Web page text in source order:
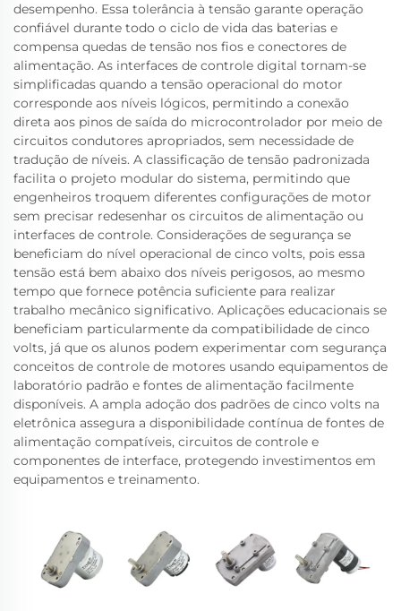
desempenho. Essa tolerância à tensão garante operação
confiável durante todo o ciclo de vida das baterias e
compensa quedas de tensão nos fios e conectores de
alimentação. As interfaces de controle digital tornam-se
simplificadas quando a tensão operacional do motor
corresponde aos níveis lógicos, permitindo a conexão
direta aos pinos de saída do microcontrolador por meio de
circuitos condutores apropriados, sem necessidade de
tradução de níveis. A classificação de tensão padronizada
facilita o projeto modular do sistema, permitindo que
engenheiros troquem diferentes configurações de motor
sem precisar redesenhar os circuitos de alimentação ou
interfaces de controle. Considerações de segurança se
beneficiam do nível operacional de cinco volts, pois essa
tensão está bem abaixo dos níveis perigosos, ao mesmo
tempo que fornece potência suficiente para realizar
trabalho mecânico significativo. Aplicações educacionais se
beneficiam particularmente da compatibilidade de cinco
volts, já que os alunos podem experimentar com segurança
conceitos de controle de motores usando equipamentos de
laboratório padrão e fontes de alimentação facilmente
disponíveis. A ampla adoção dos padrões de cinco volts na
eletrônica assegura a disponibilidade contínua de fontes de
alimentação compatíveis, circuitos de controle e
componentes de interface, protegendo investimentos em
equipamentos e treinamento.